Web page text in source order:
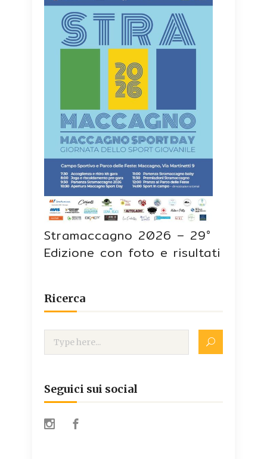
Stramaccagno 2026 – 29°
Edizione con foto e risultati
Ricerca
Seguici sui social